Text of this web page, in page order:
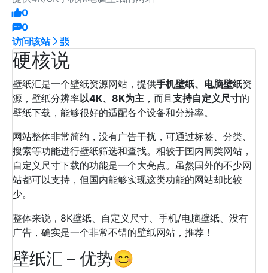
0
0
访问该站
硬核说
壁纸汇是一个壁纸资源网站，提供手机壁纸、电脑壁纸资
源，壁纸分辨率以4K、8K为主 ，而且 支持自定义尺寸的
壁纸下载，能够很好的适配各个设备和分辨率。
网站整体非常简约，没有广告干扰，可通过标签、分类、
搜索等功能进行壁纸筛选和查找。相较于国内同类网站，
自定义尺寸下载的功能是一个大亮点。虽然国外的不少网
站都可以支持，但国内能够实现这类功能的网站却比较
少。
整体来说，8K壁纸、自定义尺寸、手机/电脑壁纸、没有
广告，确实是一个非常不错的壁纸网站，推荐！
壁纸汇 – 优势😊